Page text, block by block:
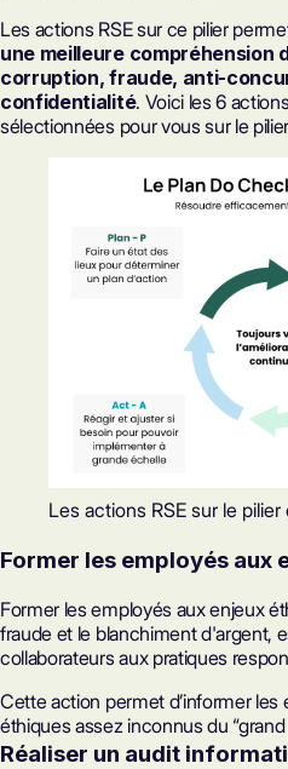
Les actions RSE sur ce pilier
une meilleure compréhension
corruption, fraude, anti-
confidentialité. Voici les 6
sélectionnées pour vous sur le
Les actions RSE sur le
Former les employés aux
Former les employés aux enjeux
fraude et le blanchiment d'argent,
collaborateurs aux pratiques
Cette action permet d’informer les
éthiques assez inconnus du “grand
Réaliser un audit